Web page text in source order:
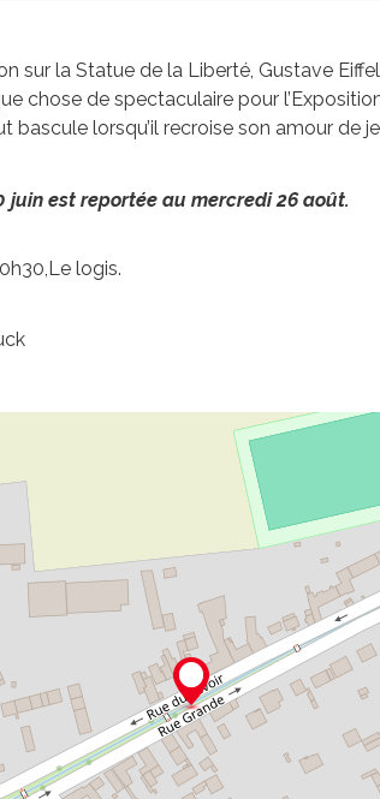
sur la Statue de la Liberté, Gustave
chose de spectaculaire pour
bascule lorsqu’il recroise son amour de
est reportée au mercredi 26 août.
logis.